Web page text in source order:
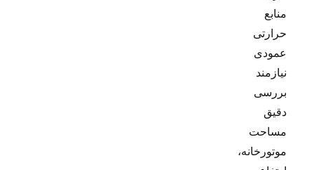
منابع
حرارتی
عمودی
نیازمند
بررسی
دقیق
مساحت
موتورخانه،